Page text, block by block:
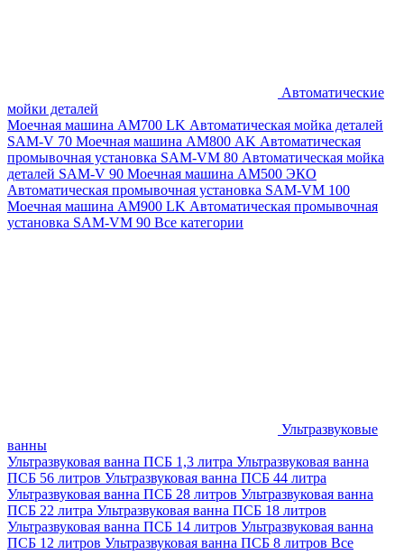
Автоматические
мойки деталей
Моечная машина AM700 LK Автоматическая мойка деталей
SAM-V 70 Моечная машина АМ800 AK Автоматическая
промывочная установка SAM-VM 80 Автоматическая мойка
деталей SAM-V 90 Моечная машина АМ500 ЭКО
Автоматическая промывочная установка SAM-VM 100
Моечная машина AM900 LK Автоматическая промывочная
установка SAM-VM 90 Все категории
Ультразвуковые
ванны
Ультразвуковая ванна ПСБ 1,3 литра Ультразвуковая ванна
ПСБ 56 литров Ультразвуковая ванна ПСБ 44 литра
Ультразвуковая ванна ПСБ 28 литров Ультразвуковая ванна
ПСБ 22 литра Ультразвуковая ванна ПСБ 18 литров
Ультразвуковая ванна ПСБ 14 литров Ультразвуковая ванна
ПСБ 12 литров Ультразвуковая ванна ПСБ 8 литров Все